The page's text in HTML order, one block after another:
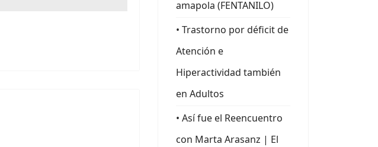
amapola (FENTANILO)
• Trastorno por déficit de
Atención e
Hiperactividad también
en Adultos
• Así fue el Reencuentro
con Marta Arasanz | El